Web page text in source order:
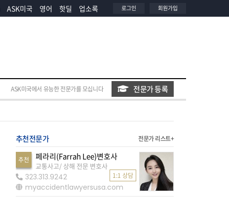
ASK미국 영어 핫딜 업소록 로그인 회원가입
ASK미국에서 유능한 전문가를 모십니다 전문가 등록
추천전문가 전문가 리스트+
추천 페라리(Farrah Lee)변호사
교통사고/ 상해 전문 변호사
323.313.9242
myaccidentlawyersusa.com
1:1 상담